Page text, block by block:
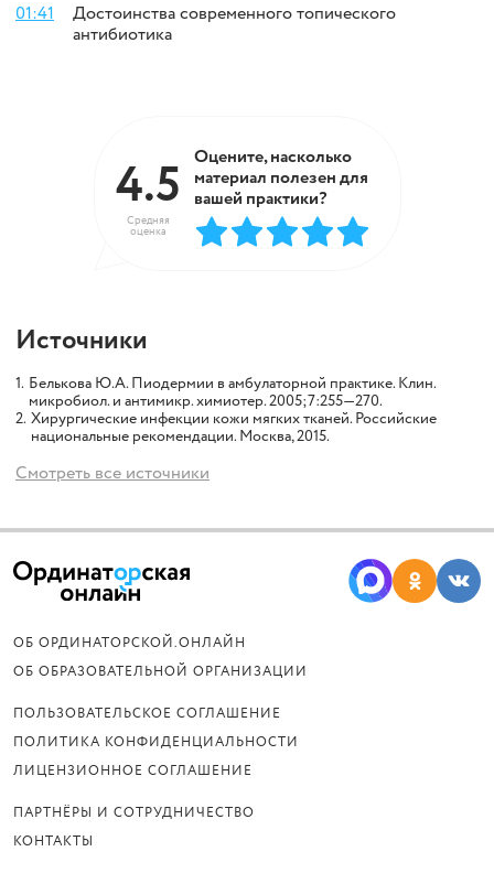
01:41
Достоинства современного топического
антибиотика
4.5
Средняя
оценка
Оцените, насколько
материал полезен для
вашей практики?
Источники
1. Белькова Ю.A. Пиодермии в амбулаторной практике. Клин.
микробиол. и антимикр. химиотер. 2005;7:255—270.
2. Хирургические инфекции кожи мягких тканей. Российские
национальные рекомендации. Москва, 2015.
Смотреть все источники
ОБ ОРДИНАТОРСКОЙ.ОНЛАЙН
ОБ ОБРАЗОВАТЕЛЬНОЙ ОРГАНИЗАЦИИ
ПОЛЬЗОВАТЕЛЬСКОЕ СОГЛАШЕНИЕ
ПОЛИТИКА КОНФИДЕНЦИАЛЬНОСТИ
ЛИЦЕНЗИОННОЕ СОГЛАШЕНИЕ
ПАРТНЁРЫ И СОТРУДНИЧЕСТВО
КОНТАКТЫ